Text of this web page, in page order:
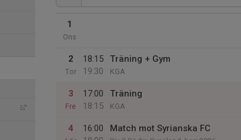
1
Ons
2
Tor
18:15
19:30
Träning + Gym
KGA
3
Fre
17:00
18:15
Träning
KGA
4
16:00
Match mot Syrianska FC